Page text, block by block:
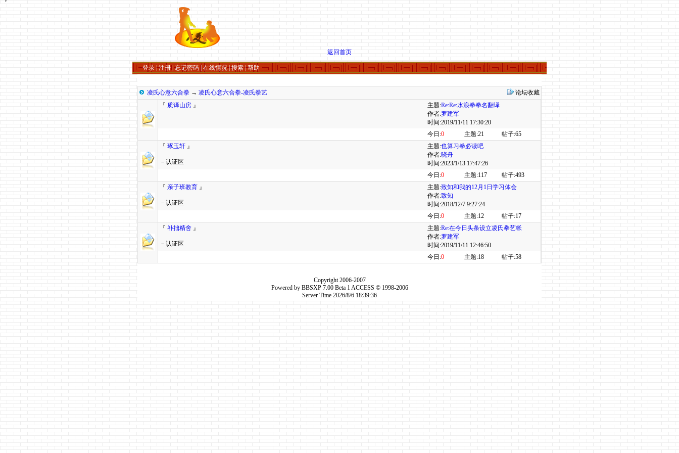
返回首页
登录 |注册 |忘记密码 在线情况|搜索|帮助
凌氏心意六合拳 → 凌氏心意六合拳-凌氏拳艺
论坛收藏
『 质译山房 』 主题:Re:Re:水浪拳拳名翻译
作者:罗建军
时间:2019/11/11 17:30:20
今日:0 主题:21
帖子:65
『 琢玉轩 』 主题:也算习拳必读吧
作者:晓舟
时间:2023/1/13 17:47:26
－认证区
今日:0 主题:117
帖子:493
『 亲子班教育 』 主题:致知和我的12月1日学习体会
作者:致知
时间:2018/12/7 9:27:24
－认证区
今日:0 主题:12
帖子:17
『 补拙精舍 』 主题:Re:在今日头条设立凌氏拳艺帐
作者:罗建军
时间:2019/11/11 12:46:50
－认证区
今日:0 主题:18 帖子:58
Copyright 2006-2007
Powered by BBSXP 7.00 Beta 1 ACCESS © 1998-2006
Server Time 2026/8/6 18:39:36